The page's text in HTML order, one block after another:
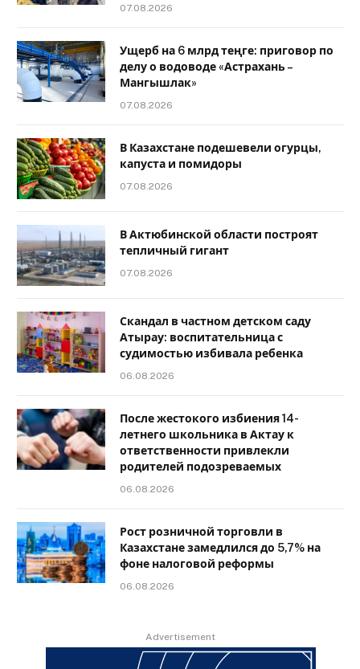
07.08.2026
Ущерб на 6 млрд теңге: приговор по
делу о водоводе «Астрахань –
Мангышлак»
07.08.2026
В Казахстане подешевели огурцы,
капуста и помидоры
07.08.2026
В Актюбинской области построят
тепличный гигант
07.08.2026
Скандал в частном детском саду
Атырау: воспитательница с
судимостью избивала ребенка
06.08.2026
После жестокого избиения 14-
летнего школьника в Актау к
ответственности привлекли
родителей подозреваемых
06.08.2026
Рост розничной торговли в
Казахстане замедлился до 5,7% на
фоне налоговой реформы
06.08.2026
Advertisement